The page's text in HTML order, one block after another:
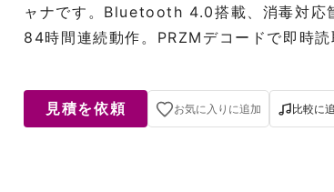
ャナです。Bluetooth 4.0搭載、消毒対
84時間連続動作。PRZMデコードで即時
見積を依頼 お気に入りに追加 比較に